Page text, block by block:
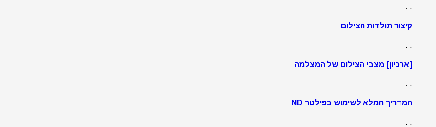
. .
קיצור תולדות הצילום
. .
[ארכיון] מצבי הצילום של המצלמה
. .
המדריך המלא לשימוש בפילטר ND
. .